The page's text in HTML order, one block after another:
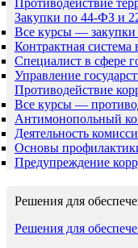
Противодействие
Закупки по 44-ФЗ и
Все курсы —
Контрактная
Специалист в сфере
Управление
Противодействие
Все курсы —
Антимонопольный
Деятельность
Основы
Предупреждение
Решения для
Решения для